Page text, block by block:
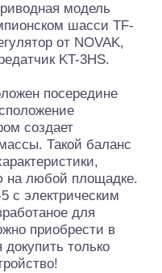
модель
шасси TF-
от NOVAK,
KT-3HS.
посередине
создает
Такой баланс
на любой площадке.
с электрическим
для
приобрести в
только